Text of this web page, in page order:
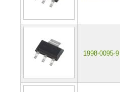
1998-0095-9